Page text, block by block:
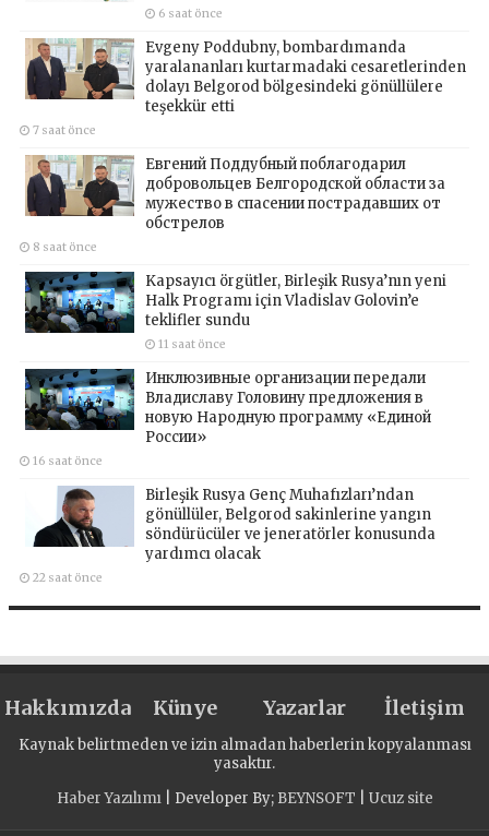
6 saat önce
Evgeny Poddubny, bombardımanda
yaralananları kurtarmadaki cesaretlerinden
dolayı Belgorod bölgesindeki gönüllülere
teşekkür etti
7 saat önce
Евгений Поддубный поблагодарил
добровольцев Белгородской области за
мужество в спасении пострадавших от
обстрелов
8 saat önce
Kapsayıcı örgütler, Birleşik Rusya’nın yeni
Halk Programı için Vladislav Golovin’e
teklifler sundu
11 saat önce
Инклюзивные организации передали
Владиславу Головину предложения в
новую Народную программу «Единой
России»
16 saat önce
Birleşik Rusya Genç Muhafızları’ndan
gönüllüler, Belgorod sakinlerine yangın
söndürücüler ve jeneratörler konusunda
yardımcı olacak
22 saat önce
Hakkımızda Künye Yazarlar İletişim
Kaynak belirtmeden ve izin almadan haberlerin kopyalanması
yasaktır.
Haber Yazılımı| Developer By; BEYNSOFT Ucuz site